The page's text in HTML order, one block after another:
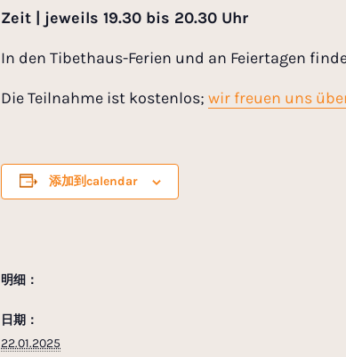
Zeit | jeweils 19.30 bis 20.30 Uhr
In den Tibethaus-Ferien und an Feiertagen
Die Teilnahme ist kostenlos; wir freuen uns
添加到calendar
明细：
日期：
22.01.2025